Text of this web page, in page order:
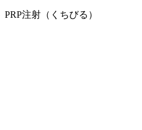
PRP注射（くちびる）